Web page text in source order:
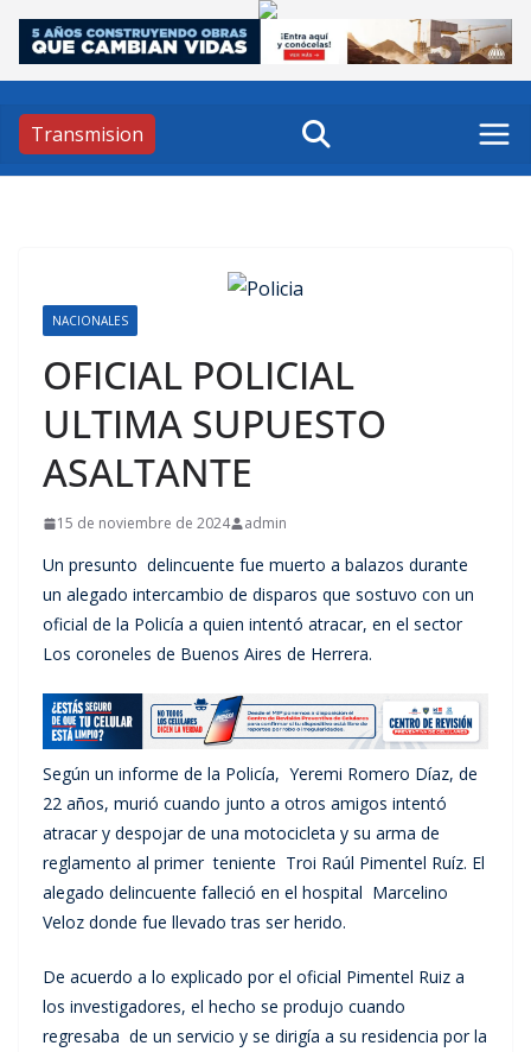
Skip
content
Transmision
NACIONALES
OFICIAL POLICIAL
ULTIMA SUPUESTO
ASALTANTE
15 de noviembre de 2024 admin
Un presunto delincuente fue muerto a balazos durante
un alegado intercambio de disparos que sostuvo con un
oficial de la Policía a quien intentó atracar, en el sector
Los coroneles de Buenos Aires de Herrera.
Según un informe de la Policía, Yeremi Romero Díaz, de
22 años, murió cuando junto a otros amigos intentó
atracar y despojar de una motocicleta y su arma de
reglamento al primer teniente Troi Raúl Pimentel Ruíz. El
alegado delincuente falleció en el hospital Marcelino
Veloz donde fue llevado tras ser herido.
De acuerdo a lo explicado por el oficial Pimentel Ruiz a
los investigadores, el hecho se produjo cuando
regresaba de un servicio y se dirigía a su residencia por la